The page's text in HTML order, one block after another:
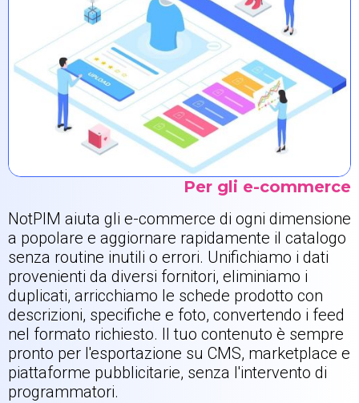
Per gli e-commerce
NotPIM aiuta gli e-commerce di ogni dimensione
a popolare e aggiornare rapidamente il catalogo
senza routine inutili o errori. Unifichiamo i dati
provenienti da diversi fornitori, eliminiamo i
duplicati, arricchiamo le schede prodotto con
descrizioni, specifiche e foto, convertendo i feed
nel formato richiesto. Il tuo contenuto è sempre
pronto per l'esportazione su CMS, marketplace e
piattaforme pubblicitarie, senza l'intervento di
programmatori.